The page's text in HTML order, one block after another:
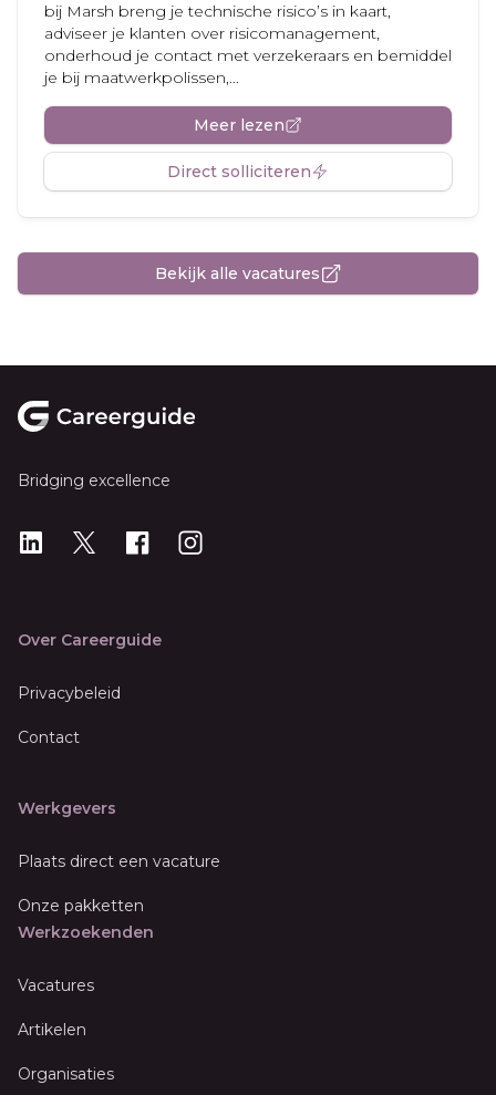
bij Marsh breng je technische risico’s in kaart,
adviseer je klanten over risicomanagement,
onderhoud je contact met verzekeraars en bemiddel
je bij maatwerkpolissen,...
Meer lezen
Direct solliciteren
Bekijk alle vacatures
Bridging excellence
LinkedIn
X Instagram
Over Careerguide
Privacybeleid
Contact
Werkgevers
Plaats direct een vacature
Onze pakketten
Werkzoekenden
Vacatures
Artikelen
Organisaties